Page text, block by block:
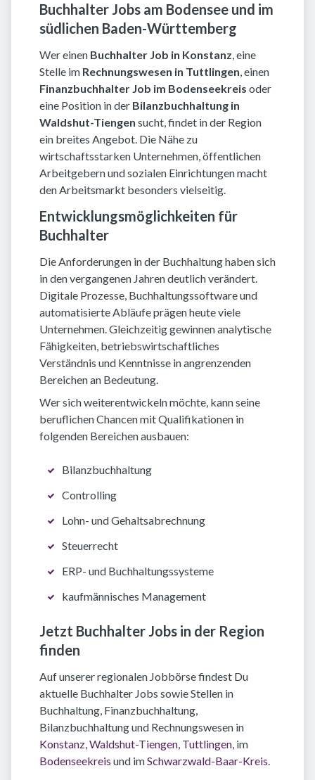
Buchhalter Jobs am Bodensee und im
südlichen Baden-Württemberg
Wer einen Buchhalter Job in Konstanz, eine
Stelle im Rechnungswesen in Tuttlingen, einen
Finanzbuchhalter Job im Bodenseekreis oder
eine Position in der Bilanzbuchhaltung in
Waldshut-Tiengen sucht, findet in der Region
ein breites Angebot. Die Nähe zu
wirtschaftsstarken Unternehmen, öffentlichen
Arbeitgebern und sozialen Einrichtungen macht
den Arbeitsmarkt besonders vielseitig.
Entwicklungsmöglichkeiten für
Buchhalter
Die Anforderungen in der Buchhaltung haben sich
in den vergangenen Jahren deutlich verändert.
Digitale Prozesse, Buchhaltungssoftware und
automatisierte Abläufe prägen heute viele
Unternehmen. Gleichzeitig gewinnen analytische
Fähigkeiten, betriebswirtschaftliches
Verständnis und Kenntnisse in angrenzenden
Bereichen an Bedeutung.
Wer sich weiterentwickeln möchte, kann seine
beruflichen Chancen mit Qualifikationen in
folgenden Bereichen ausbauen:
Bilanzbuchhaltung
Controlling
Lohn- und Gehaltsabrechnung
Steuerrecht
ERP- und Buchhaltungssysteme
kaufmännisches Management
Jetzt Buchhalter Jobs in der Region
finden
Auf unserer regionalen Jobbörse findest Du
aktuelle Buchhalter Jobs sowie Stellen in
Buchhaltung, Finanzbuchhaltung,
Bilanzbuchhaltung und Rechnungswesen in
Konstanz,Waldshut-Tiengen, Tuttlingen, im
Bodenseekreis und imSchwarzwald-Baar-Kreis.